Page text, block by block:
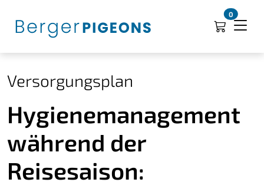
0
Versorgungsplan
Hygienemanagement
während der
Reisesaison: